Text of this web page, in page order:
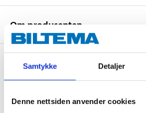
Samtykke Detaljer
Denne nettsiden anvender cookies
Om produsenten
Kjøp & Hent
Kjøp & Hent i ditt varehus.